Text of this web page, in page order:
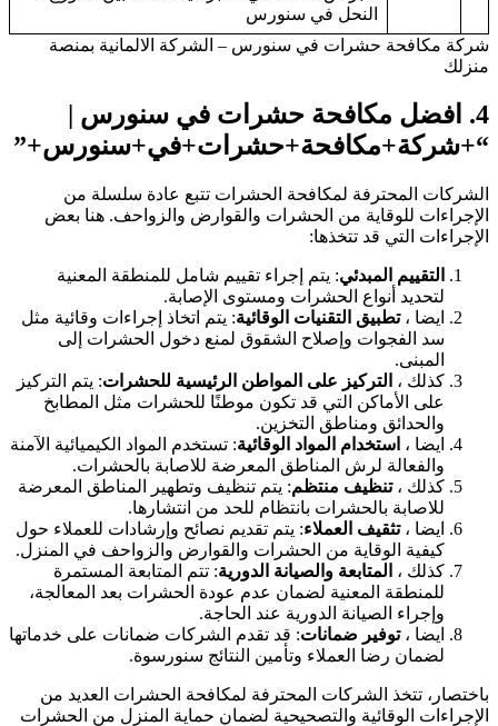
النحل في سنورس
شركة مكافحة حشرات في سنورس – الشركة الالمانية بمنصة
منزلك
4. افضل مكافحة حشرات في سنورس |
“+شركة+مكافحة+حشرات+في+سنورس+”
الشركات المحترفة لمكافحة الحشرات تتبع عادة سلسلة من
الإجراءات للوقاية من الحشرات والقوارض والزواحف. هنا بعض
الإجراءات التي قد تتخذها:
التقييم المبدئي: يتم إجراء تقييم شامل للمنطقة المعنية
لتحديد أنواع الحشرات ومستوى الإصابة.
ايضا ،تطبيق التقنيات الوقائية: يتم اتخاذ إجراءات وقائية مثل
سد الفجوات وإصلاح الشقوق لمنع دخول الحشرات إلى
المبنى.
كذلك ، التركيز على المواطن الرئيسية للحشرات: يتم التركيز
على الأماكن التي قد تكون موطنًا للحشرات مثل المطابخ
والحدائق ومناطق التخزين.
ايضا ، استخدام المواد الوقائية: تستخدم المواد الكيميائية الآمنة
والفعالة لرش المناطق المعرضة للاصابة بالحشرات.
كذلك ،تنظيف منتظم: يتم تنظيف وتطهير المناطق المعرضة
للاصابة بالحشرات بانتظام للحد من انتشارها.
ايضا ،تثقيف العملاء: يتم تقديم نصائح وإرشادات للعملاء حول
كيفية الوقاية من الحشرات والقوارض والزواحف في المنزل.
كذلك ، المتابعة والصيانة الدورية: تتم المتابعة المستمرة
للمنطقة المعنية لضمان عدم عودة الحشرات بعد المعالجة،
وإجراء الصيانة الدورية عند الحاجة.
ايضا ،توفير ضمانات: قد تقدم الشركات ضمانات على خدماتها
لضمان رضا العملاء وتأمين النتائج سنورسوة.
باختصار، تتخذ الشركات المحترفة لمكافحة الحشرات العديد من
الإجراءات الوقائية والتصحيحية لضمان حماية المنزل من الحشرات